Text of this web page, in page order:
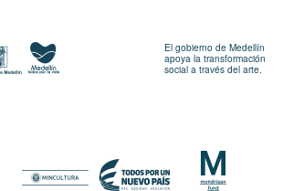
El gobierno de Medellín
apoya la transformación
social a través del arte.